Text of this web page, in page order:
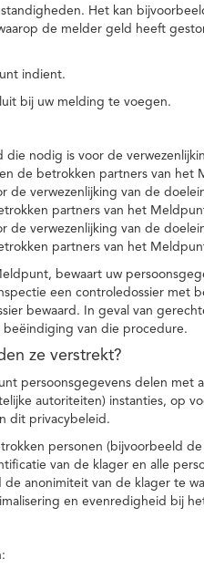
Het kan
de melder geld heeft
indient.
bij uw melding te voegen.
nodig is voor de
de betrokken partners van het
verwezenlijking van de
partners van het
verwezenlijking van de
partners van het
bewaart uw
een controledossier met
bewaard. In geval van
van die procedure.
ze verstrekt?
persoonsgegevens delen met
autoriteiten) instanties, op
dit privacybeleid.
personen (bijvoorbeeld
van de klager en alle
anonimiteit van de klager te
en evenredigheid bij